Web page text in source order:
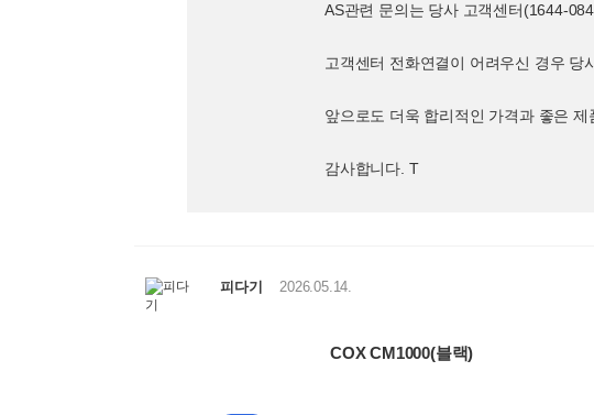
AS관련 문의는 당사 고객센터(1644-
고객센터 전화연결이 어려우신 경우 당
앞으로도 더욱 합리적인 가격과 좋은
감사합니다. T
피다기 2026.05.14.
COX CM1000(블랙)